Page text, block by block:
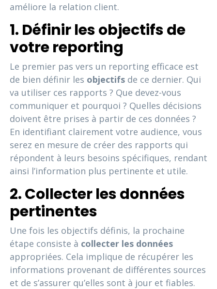
améliore la relation client.
1. Définir les objectifs de
votre reporting
Le premier pas vers un reporting efficace est
de bien définir les objectifs de ce dernier. Qui
va utiliser ces rapports ? Que devez-vous
communiquer et pourquoi ? Quelles décisions
doivent être prises à partir de ces données ?
En identifiant clairement votre audience, vous
serez en mesure de créer des rapports qui
répondent à leurs besoins spécifiques, rendant
ainsi l’information plus pertinente et utile.
2. Collecter les données
pertinentes
Une fois les objectifs définis, la prochaine
étape consiste à collecter les données
appropriées. Cela implique de récupérer les
informations provenant de différentes sources
et de s’assurer qu’elles sont à jour et fiables.